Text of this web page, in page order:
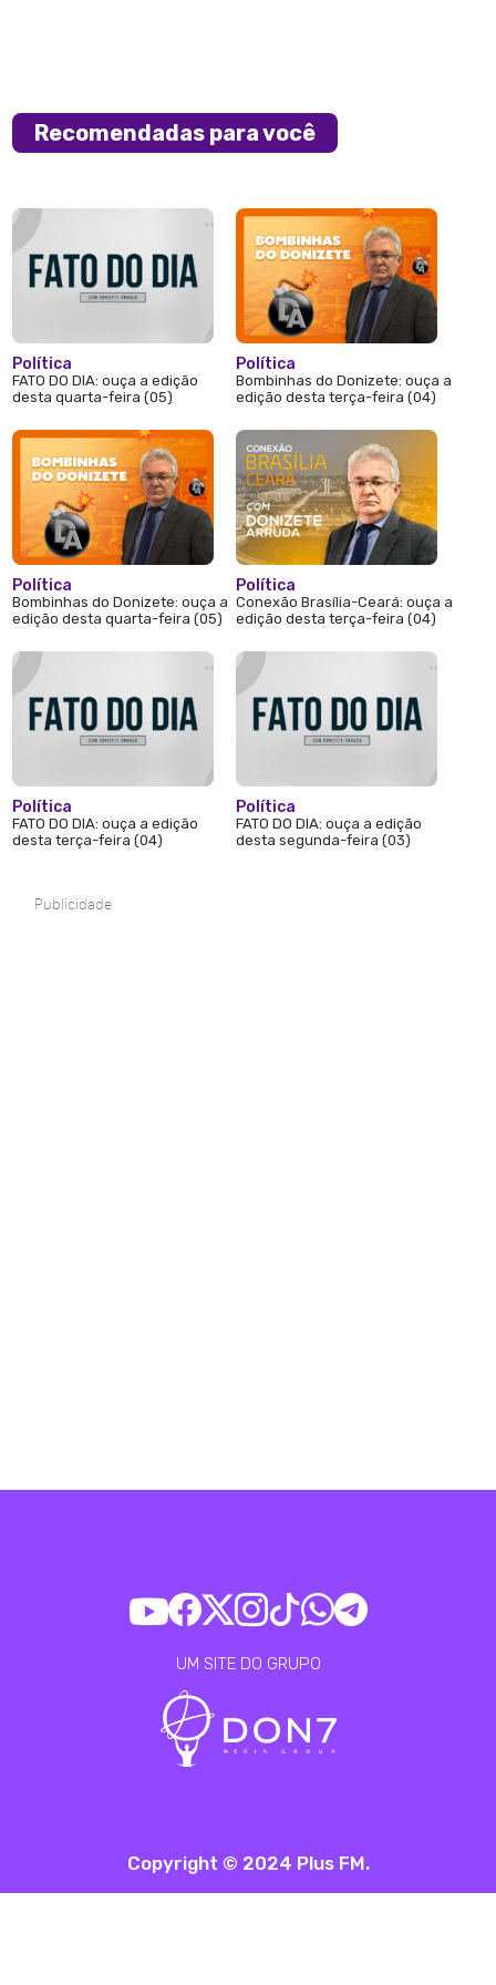
Recomendadas para você
Política
FATO DO DIA: ouça a edição
desta quarta-feira (05)
Política
Bombinhas do Donizete: ouça a
edição desta quarta-feira (05)
Política
FATO DO DIA: ouça a edição
desta terça-feira (04)
Política
Bombinhas do Donizete: ouça a
edição desta terça-feira (04)
Política
Conexão Brasília-Ceará: ouça a
edição desta terça-feira (04)
Política
FATO DO DIA: ouça a edição
desta segunda-feira (03)
Publicidade
UM SITE DO GRUPO
Copyright © 2024 Plus FM.